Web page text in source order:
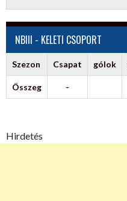
NBIII - KELETI CSOPORT
Szezon Csapat gólok
Összeg -
Hirdetés